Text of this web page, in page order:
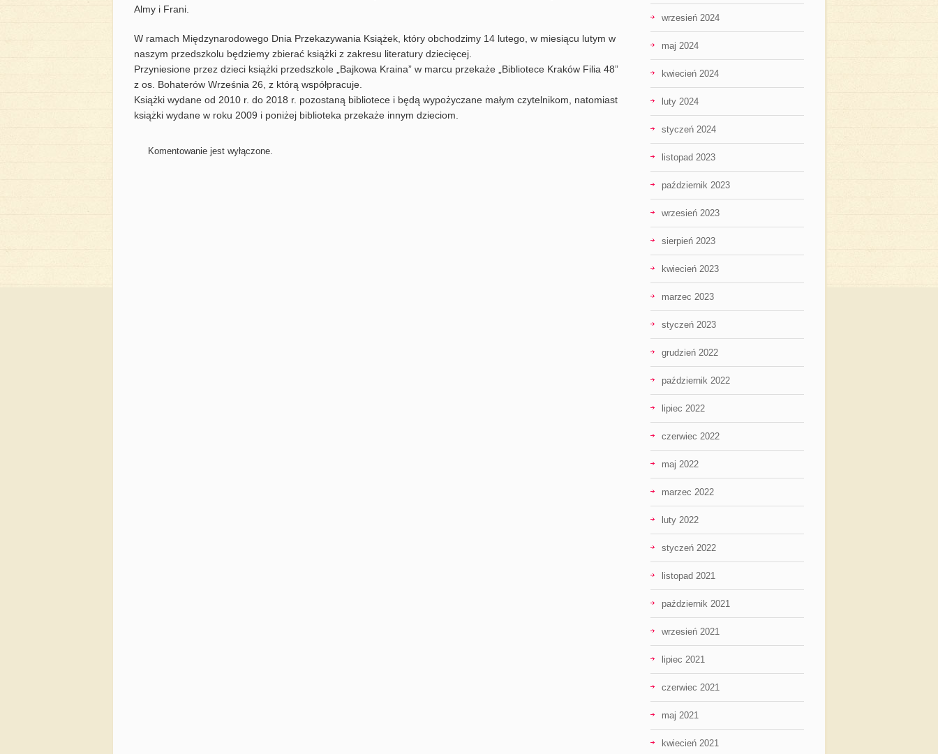
Almy i Frani.
W ramach Międzynarodowego Dnia Przekazywania Książek, który obchodzimy 14 lutego, w miesiącu lutym w
naszym przedszkolu będziemy zbierać książki z zakresu literatury dziecięcej.
Przyniesione przez dzieci książki przedszkole „Bajkowa Kraina” w marcu przekaże „Bibliotece Kraków Filia 48”
z os. Bohaterów Września 26, z którą współpracuje.
Książki wydane od 2010 r. do 2018 r. pozostaną bibliotece i będą wypożyczane małym czytelnikom, natomiast
książki wydane w roku 2009 i poniżej biblioteka przekaże innym dzieciom.
Komentowanie jest wyłączone.
wrzesień 2024
maj 2024
kwiecień 2024
luty 2024
styczeń 2024
listopad 2023
październik 2023
wrzesień 2023
sierpień 2023
kwiecień 2023
marzec 2023
styczeń 2023
grudzień 2022
październik 2022
lipiec 2022
czerwiec 2022
maj 2022
marzec 2022
luty 2022
styczeń 2022
listopad 2021
październik 2021
wrzesień 2021
lipiec 2021
czerwiec 2021
maj 2021
kwiecień 2021